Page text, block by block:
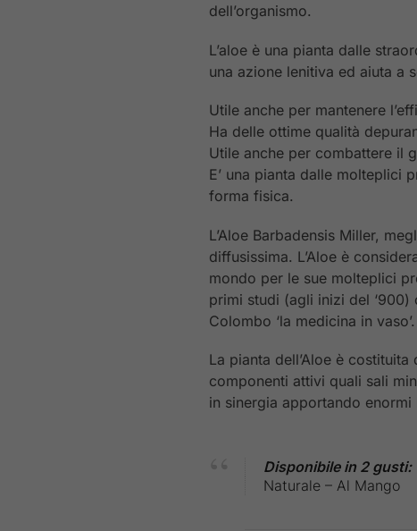
dell’organismo.
L’aloe è una pianta dalle
una azione lenitiva ed aiuta a
Utile anche per mantenere
Ha delle ottime qualità
Utile anche per combattere il
E’ una pianta dalle molteplici
forma fisica.
L’Aloe Barbadensis Miller,
diffusissima. L’Aloe è
mondo per le sue molteplici
primi studi (agli inizi del
Colombo ‘la medicina in vaso’.
La pianta dell’Aloe è
componenti attivi quali sali
in sinergia apportando
Disponibile in 2 gusti:
Naturale – Al Mango